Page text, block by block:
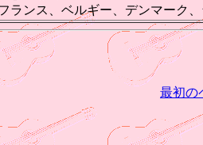
ランス、ベルギー、デンマーク
最初の